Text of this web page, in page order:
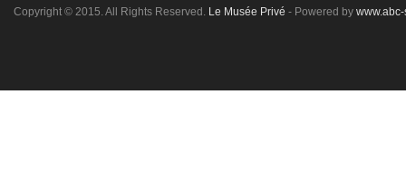
Copyright © 2015. All Rights Reserved. Le Musée Privé - Powered by